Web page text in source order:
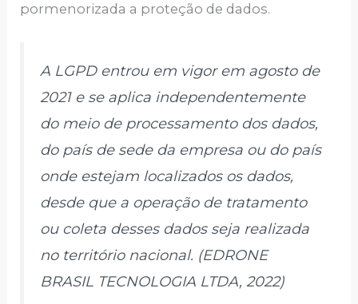
pormenorizada a proteção de dados.
A LGPD entrou em vigor em agosto de
2021 e se aplica independentemente
do meio de processamento dos dados,
do país de sede da empresa ou do país
onde estejam localizados os dados,
desde que a operação de tratamento
ou coleta desses dados seja realizada
no território nacional. (EDRONE
BRASIL TECNOLOGIA LTDA, 2022)